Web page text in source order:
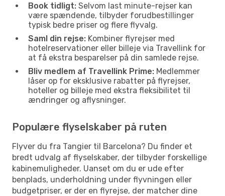
Book tidligt: Selvom last minute-rejser kan
være spændende, tilbyder forudbestillinger
typisk bedre priser og flere flyvalg.
Saml din rejse: Kombiner flyrejser med
hotelreservationer eller billeje via Travellink for
at få ekstra besparelser på din samlede rejse.
Bliv medlem af Travellink Prime: Medlemmer
låser op for eksklusive rabatter på flyrejser,
hoteller og billeje med ekstra fleksibilitet til
ændringer og aflysninger.
Populære flyselskaber på ruten
Flyver du fra Tangier til Barcelona? Du finder et
bredt udvalg af flyselskaber, der tilbyder forskellige
kabinemuligheder. Uanset om du er ude efter
benplads, underholdning under flyvningen eller
budgetpriser, er der en flyrejse, der matcher dine